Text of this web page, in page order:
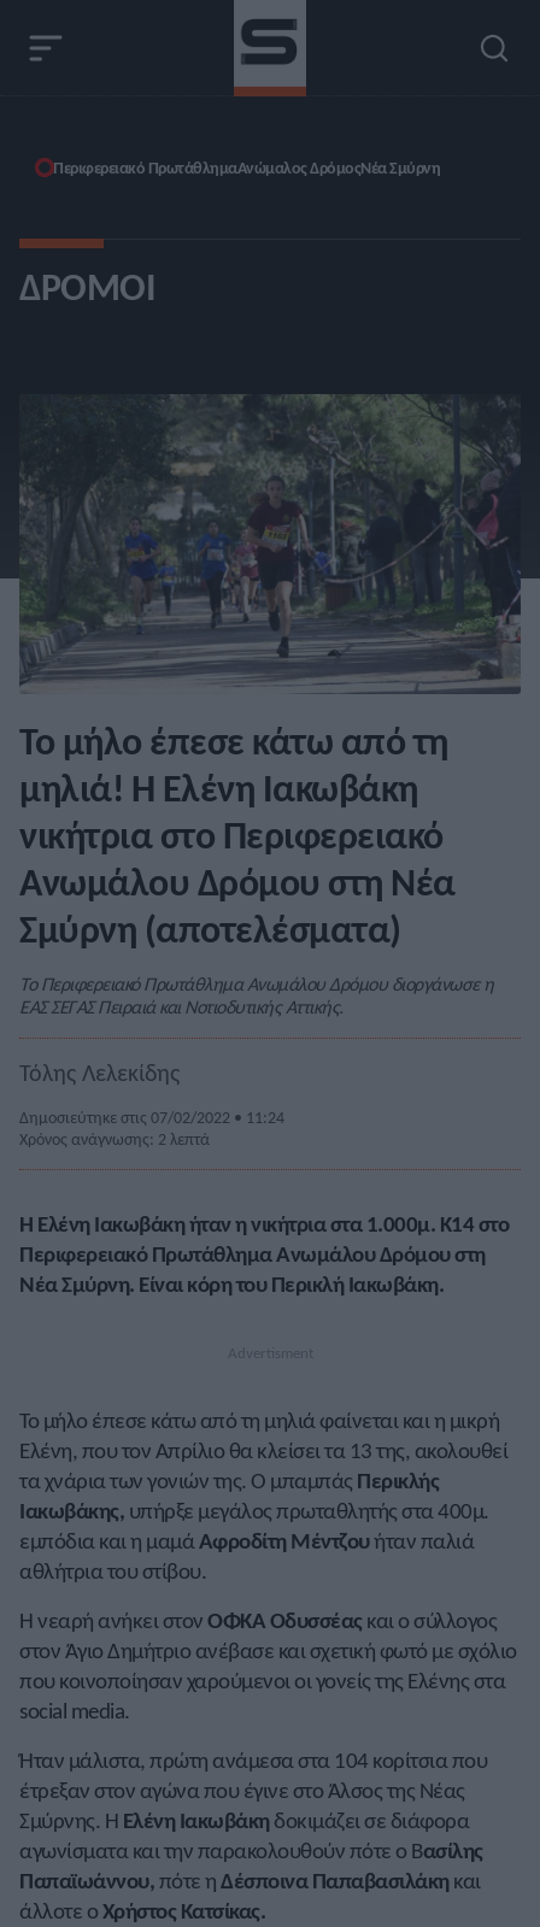
Περιφερειακό ΠρωτάθλημαΑνώμαλος ΔρόμοςΝέα Σμύρνη
ΔΡΌΜΟΙ
Το μήλο έπεσε κάτω από τη
μηλιά! Η Ελένη Ιακωβάκη
νικήτρια στο Περιφερειακό
Ανωμάλου Δρόμου στη Νέα
Σμύρνη (αποτελέσματα)
Το Περιφερειακό Πρωτάθλημα Ανωμάλου Δρόμου διοργάνωσε η
ΕΑΣ ΣΕΓΑΣ Πειραιά και Νοτιοδυτικής Αττικής.
Τόλης Λελεκίδης
Δημοσιεύτηκε στις 07/02/2022 • 11:24
Χρόνος ανάγνωσης: 2 λεπτά
Η Ελένη Ιακωβάκη ήταν η νικήτρια στα 1.000μ. Κ14 στο
Περιφερειακό Πρωτάθλημα Ανωμάλου Δρόμου στη
Νέα Σμύρνη. Είναι κόρη του Περικλή Ιακωβάκη.
Το μήλο έπεσε κάτω από τη μηλιά φαίνεται και η μικρή
Ελένη, που τον Απρίλιο θα κλείσει τα 13 της, ακολουθεί
τα χνάρια των γονιών της. Ο μπαμπάς Περικλής
Ιακωβάκης, υπήρξε μεγάλος πρωταθλητής στα 400μ.
εμπόδια και η μαμάΑφροδίτη Μέντζουήταν παλιά
αθλήτρια του στίβου.
Η νεαρή ανήκει στονΟΦΚΑ Οδυσσέαςκαι ο σύλλογος
στον Άγιο Δημήτριο ανέβασε και σχετική φωτό με σχόλιο
που κοινοποίησαν χαρούμενοι οι γονείς της Ελένης στα
social media.
Ήταν μάλιστα, πρώτη ανάμεσα στα 104 κορίτσια που
έτρεξαν στον αγώνα που έγινε στο Άλσος της Νέας
Σμύρνης. Η Ελένη Ιακωβάκηδοκιμάζει σε διάφορα
αγωνίσματα και την παρακολουθούν πότε ο Βασίλης
Παπαϊωάννου,πότε ηΔέσποινα Παπαβασιλάκηκαι
άλλοτε οΧρήστος Κατσίκας.